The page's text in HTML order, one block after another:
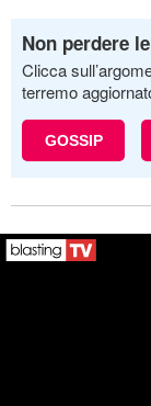
Non perdere
Clicca
terremo
GOSSIP